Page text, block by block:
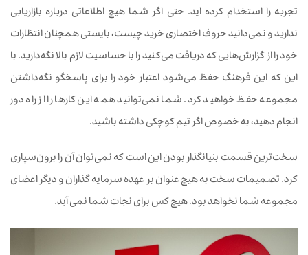
تجربه را استخدام کرده اید. حتی اگر شما هیچ اطلاعاتی درباره بازاریابی
ندارید و نمی‌دانید حروف اختصاری خرید چیست، بایستی همچنان انتظارات
خود را از گزارش‌هایی که دریافت می‌کنید را با حساسیت لازم بالا نگه‌دارید. با
این که این فرهنگ حفظ می‌شود اعتبار خود را برای پاسخگو نگه‌داشتن
مجموعه حفظ خواهید کرد. شما نمی‌توانید همه این کارها را از راه دور
انجام دهید، به خصوص اگر تیم کوچکی داشته باشید.
سخت‌ترین قسمت بنیانگذار بودن این است که نمی‌توان آن را برون‌سپاری
کرد. تصمیمات سخت به هیچ عنوان بر عهده سرمایه گذاران و دیگر اعضای
مجموعه شما نخواهد بود. هیچ کس برای نجات شما نمی آید.